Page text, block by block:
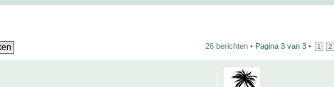
26 berichten • Pagina 3 van 3 • 1 2